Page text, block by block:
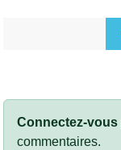
Connectez-vous
commentaires.